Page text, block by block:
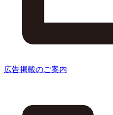
広告掲載のご案内